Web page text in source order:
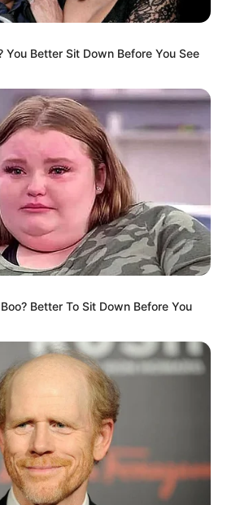
über die Bundesländer in
You Better Sit Down Before You See
Better To Sit Down Before You